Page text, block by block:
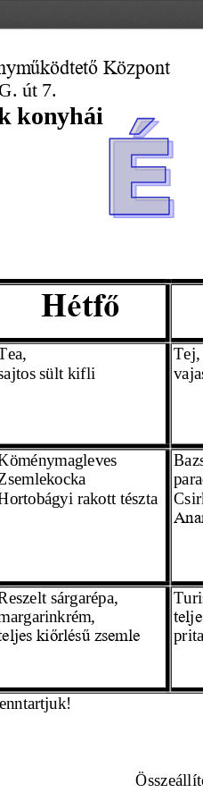
Központ
út 7.
konyhái
Hétfő
sült kifli
Tej,
rakott tészta
sárgarépa,
kiőrlésű zsemle